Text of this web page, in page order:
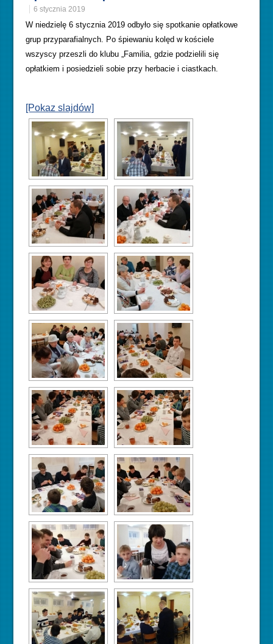
6 stycznia 2019
W niedzielę 6 stycznia 2019 odbyło się spotkanie opłatkowe
grup przyparafialnych. Po śpiewaniu kolęd w kościele
wszyscy przeszli do klubu „Familia, gdzie podzielili się
opłatkiem i posiedzieli sobie przy herbacie i ciastkach.
[Pokaz slajdów]